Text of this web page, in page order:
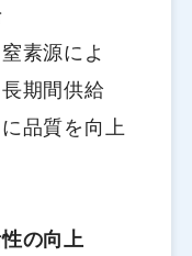
素源によ
期間供給
品質を向上
の向上